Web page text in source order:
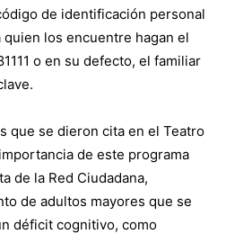
de identificación personal
los encuentre hagan el
o en su defecto, el familiar
que se dieron cita en el Teatro
de este programa
de la Red Ciudadana,
de adultos mayores que se
déficit cognitivo, como